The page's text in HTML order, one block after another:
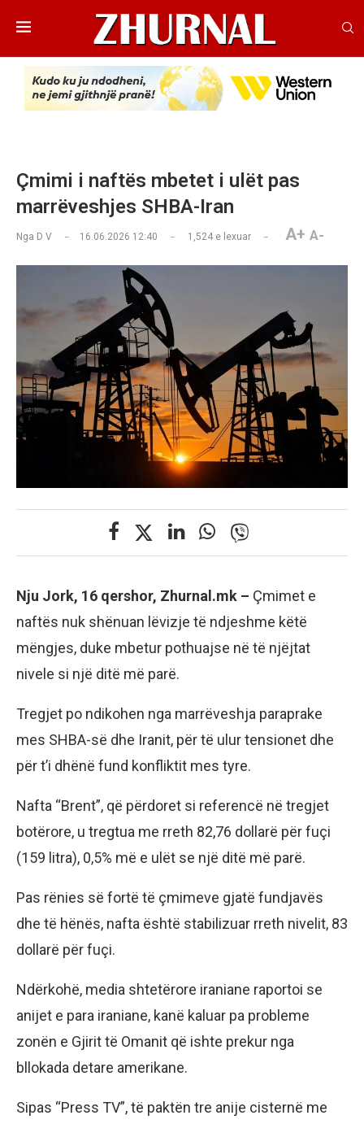
Çmimi i naftës mbetet i ulët pas
marrëveshjes SHBA-Iran
Nga D V 16.06.2026 12:40 1,524 e lexuar A+ A-
Nju Jork, 16 qershor, Zhurnal.mk – Çmimet e
naftës nuk shënuan lëvizje të ndjeshme këtë
mëngjes, duke mbetur pothuajse në të njëjtat
nivele si një ditë më parë.
Tregjet po ndikohen nga marrëveshja paraprake
mes SHBA-së dhe Iranit, për të ulur tensionet dhe
për t’i dhënë fund konfliktit mes tyre.
Nafta “Brent”, që përdoret si referencë në tregjet
botërore, u tregtua me rreth 82,76 dollarë për fuçi
(159 litra), 0,5% më e ulët se një ditë më parë.
Pas rënies së fortë të çmimeve gjatë fundjavës
dhe të hënës, nafta është stabilizuar rreth nivelit, 83
dollarë për fuçi.
Ndërkohë, media shtetërore iraniane raportoi se
anijet e para iraniane, kanë kaluar pa probleme
zonën e Gjirit të Omanit që ishte prekur nga
bllokada detare amerikane.
Sipas “Press TV”, të paktën tre anije cisternë me